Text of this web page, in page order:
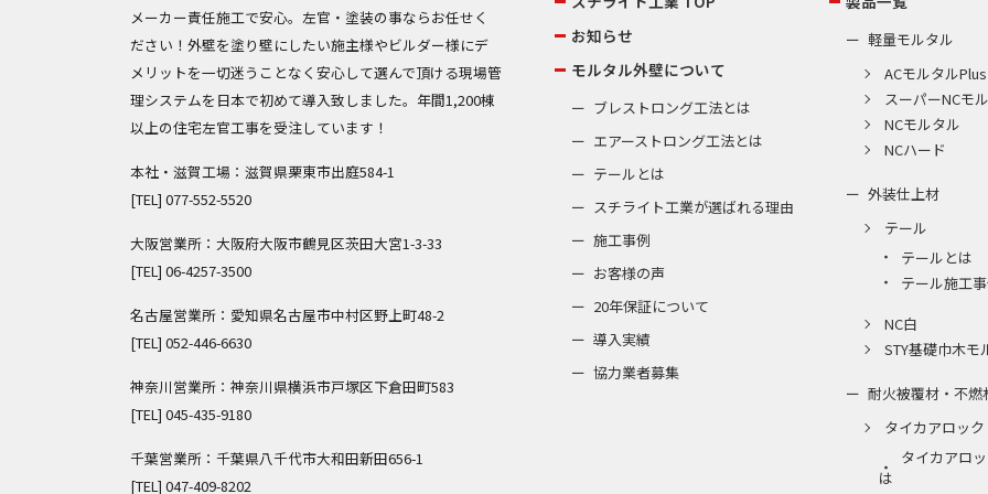
メーカー責任施工で安心。左官・塗装の事ならお任せく
ださい！外壁を塗り壁にしたい施主様やビルダー様にデ
メリットを一切迷うことなく安心して選んで頂ける現場管
理システムを日本で初めて導入致しました。年間1,200棟
以上の住宅左官工事を受注しています！
本社・滋賀工場：滋賀県栗東市出庭584-1
[TEL] 077-552-5520
大阪営業所：大阪府大阪市鶴見区茨田大宮1-3-33
[TEL] 06-4257-3500
名古屋営業所：愛知県名古屋市中村区野上町48-2
[TEL] 052-446-6630
神奈川営業所：神奈川県横浜市戸塚区下倉田町583
[TEL] 045-435-9180
千葉営業所：千葉県八千代市大和田新田656-1
[TEL] 047-409-8202
お知らせ
モルタル外壁について
ブレストロング工法とは
エアーストロング工法とは
テールとは
スチライト工業が選ばれる理由
施工事例
お客様の声
20年保証について
導入実績
協力業者募集
軽量モルタル
ACモルタル
スーパーNCモ
NCモルタル
NCハード
外装仕上材
テール
テールとは
テール施工
NC白
STY基礎巾木モ
耐火被覆材・不燃
タイカアロッ
タイカアロ
は